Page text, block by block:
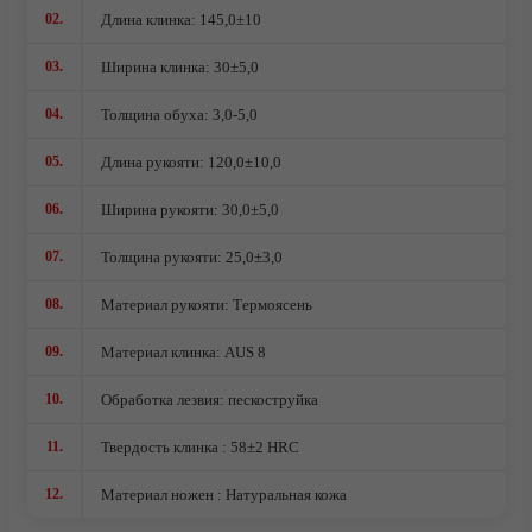
Ножи кованые из стали Х12МФ
О компании
02. Длина клинка: 145,0±10
03. Ширина клинка: 30±5,0
04. Толщина обуха: 3,0-5,0
05. Длина рукояти: 120,0±10,0
06. Ширина рукояти: 30,0±5,0
07. Толщина рукояти: 25,0±3,0
08. Материал рукояти: Термоясень
09. Материал клинка: AUS 8
10. Обработка лезвия: пескоструйка
11. Твердость клинка : 58±2 HRC
12. Материал ножен : Натуральная кожа